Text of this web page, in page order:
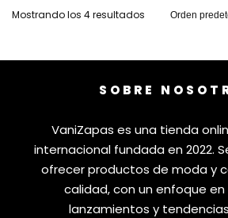
Mostrando los 4 resultados
SOBRE
VaniZapas es una tienda
internacional fundada en 2022.
ofrecer productos de moda y
calidad, con un enfoque
lanzamientos y